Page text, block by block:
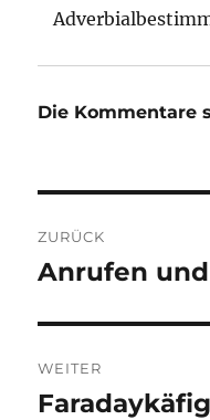
Die Kommentare
ZURÜCK
Vorheriger
Anrufen
WEITER
Nächster